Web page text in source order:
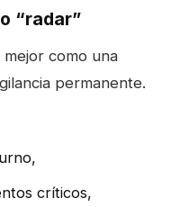
“radar”
como una
permanente.
críticos,